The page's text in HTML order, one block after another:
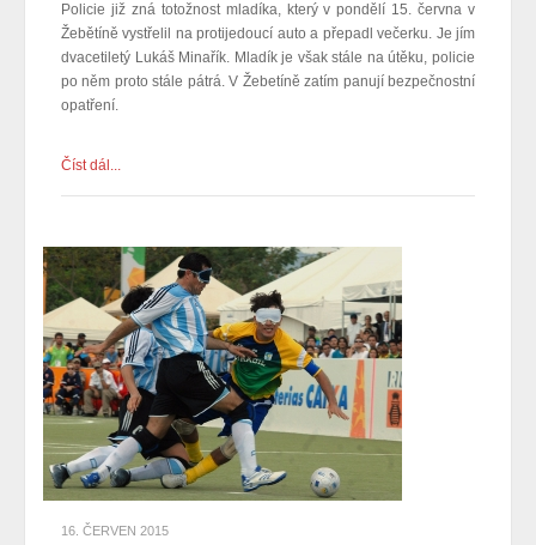
Policie již zná totožnost mladíka, který v pondělí 15. června v
Žebětíně vystřelil na protijedoucí auto a přepadl večerku. Je jím
dvacetiletý Lukáš Minařík. Mladík je však stále na útěku, policie
po něm proto stále pátrá. V Žebetíně zatím panují bezpečnostní
opatření.
Číst dál...
16. ČERVEN 2015